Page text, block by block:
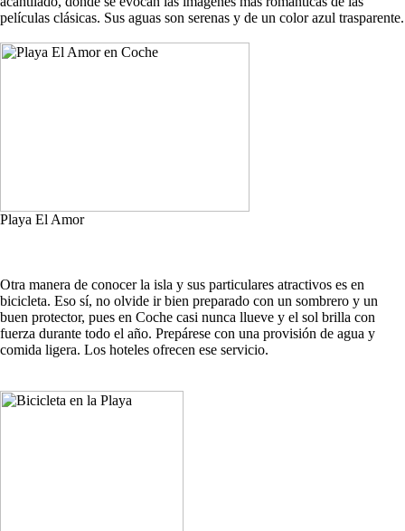
películas clásicas. Sus aguas son serenas y de un color azul trasparente.
Playa El Amor
Otra manera de conocer la isla y sus particulares atractivos es en
bicicleta. Eso sí, no olvide ir bien preparado con un sombrero y un
buen protector, pues en Coche casi nunca llueve y el sol brilla con
fuerza durante todo el año. Prepárese con una provisión de agua y
comida ligera. Los hoteles ofrecen ese servicio.